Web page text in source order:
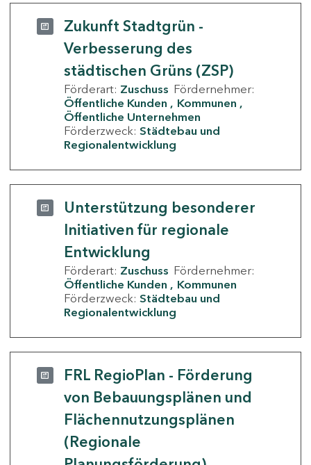
Zukunft Stadtgrün -
Verbesserung des
städtischen Grüns (ZSP)
Förderart: Zuschuss Fördernehmer:
Öffentliche Kunden
Kommunen
Öffentliche Unternehmen
Förderzweck: Städtebau und
Regionalentwicklung
Unterstützung besonderer
Initiativen für regionale
Entwicklung
Förderart: Zuschuss Fördernehmer:
Öffentliche Kunden
Kommunen
Förderzweck: Städtebau und
Regionalentwicklung
FRL RegioPlan - Förderung
von Bebauungsplänen und
Flächennutzungsplänen
(Regionale